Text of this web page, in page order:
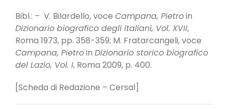
Bibl.: – V. Bilardello, voce Campana, Pietroin
Dizionario biografico degli italiani, Vol. XVII,
Roma 1973, pp. 358-359; M. Fratarcangeli, voce
Campana, Pietroin Dizionario storico biografico
del Lazio, Vol. I, Roma 2009, p. 400.
[Scheda di Redazione – Cersal]